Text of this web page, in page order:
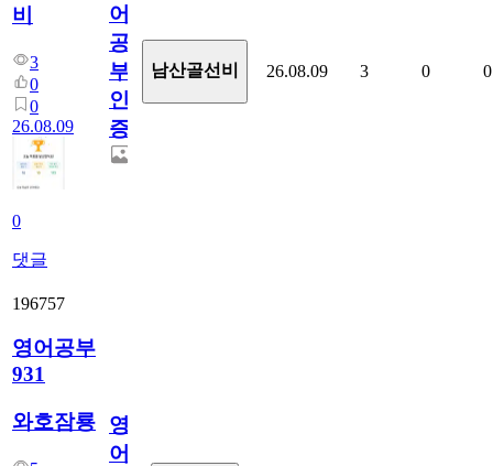
비
3
0
0
26.08.09
0
댓글
어
공
부
인
증
남산골선비 26.08.09 3 0 0
196757
영어공부
931
와호잠룡
영
어